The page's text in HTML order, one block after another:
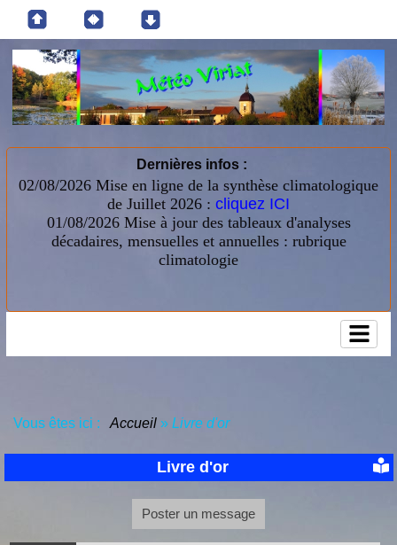
Dernières infos :
02/08/2026 Mise en ligne de la synthèse climatologique
de Juillet 2026 : cliquez ICI
01/08/2026 Mise à jour des tableaux d'analyses
décadaires, mensuelles et annuelles : rubrique
climatologie
Vous êtes ici : Accueil » Livre d'or
Livre d'or
Poster un message